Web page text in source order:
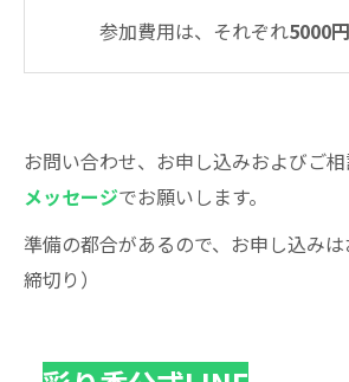
参加費用は、それぞれ5000円
お問い合わせ、お申し込みおよびご相
メッセージでお願いします。
準備の都合があるので、お申し込み
締切り）